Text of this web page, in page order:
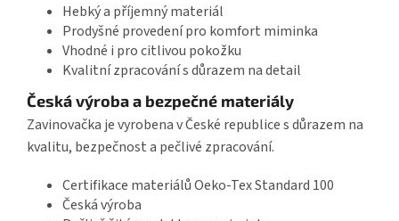
Hebký a příjemný materiál
Prodyšné provedení pro komfort miminka
Vhodné i pro citlivou pokožku
Kvalitní zpracování s důrazem na detail
Česká výroba a bezpečné materiály
Zavinovačka je vyrobena v České republice s důrazem na
kvalitu, bezpečnost a pečlivé zpracování.
Certifikace materiálů Oeko-Tex Standard 100
Česká výroba